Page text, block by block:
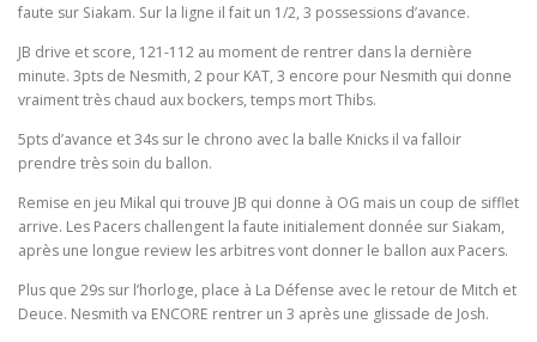
faute sur Siakam. Sur la ligne il fait un 1/2, 3 possessions d’avance.
JB drive et score, 121-112 au moment de rentrer dans la dernière
minute. 3pts de Nesmith, 2 pour KAT, 3 encore pour Nesmith qui donne
vraiment très chaud aux bockers, temps mort Thibs.
5pts d’avance et 34s sur le chrono avec la balle Knicks il va falloir
prendre très soin du ballon.
Remise en jeu Mikal qui trouve JB qui donne à OG mais un coup de sifflet
arrive. Les Pacers challengent la faute initialement donnée sur Siakam,
après une longue review les arbitres vont donner le ballon aux Pacers.
Plus que 29s sur l’horloge, place à La Défense avec le retour de Mitch et
Deuce. Nesmith va ENCORE rentrer un 3 après une glissade de Josh.